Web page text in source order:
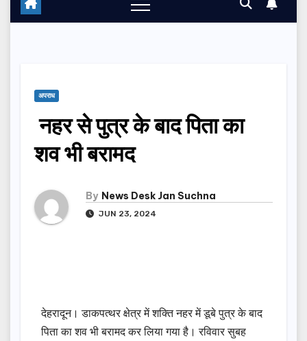
अपराध
नहर से पुत्र के बाद पिता का
शव भी बरामद
By News Desk Jan Suchna
JUN 23, 2024
देहरादून। डाकपत्थर क्षेत्र में शक्ति नहर में डूबे पुत्र के बाद
पिता का शव भी बरामद कर लिया गया है। रविवार सुबह